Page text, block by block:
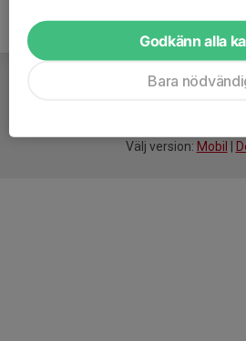
Välj version: Mobil
Godkänn alla
Bara